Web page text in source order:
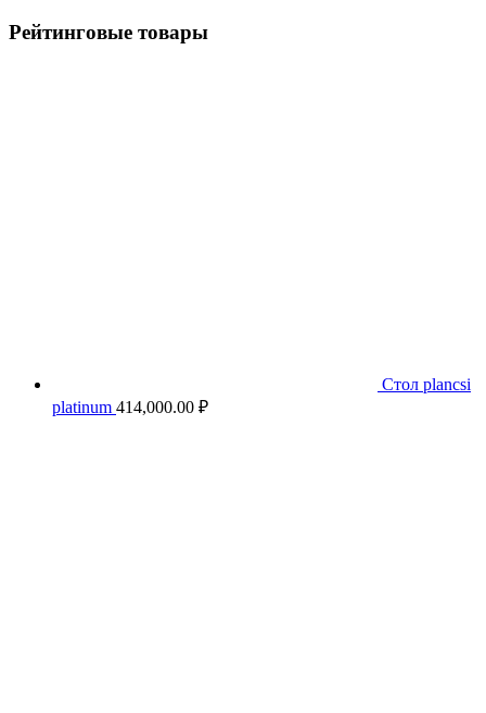
Рейтинговые товары
Стол plancsi
platinum 414,000.00 ₽